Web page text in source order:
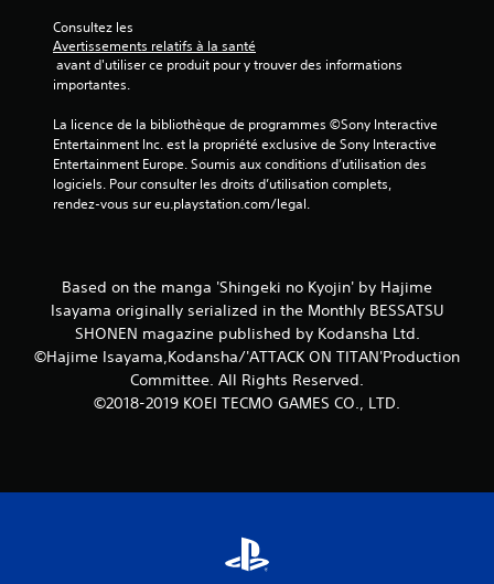
s
)
Consultez les
Avertissements relatifs à la santé
importantes.
La licence de la bibliothèque de programmes ©Sony Interactive
Entertainment Inc. est la propriété exclusive de Sony Interactive
Entertainment Europe. Soumis aux conditions d’utilisation des
logiciels. Pour consulter les droits d’utilisation complets,
rendez-vous sur eu.playstation.com/legal.
Based on the manga 'Shingeki no Kyojin' by Hajime
Isayama originally serialized in the Monthly BESSATSU
SHONEN magazine published by Kodansha Ltd.
©Hajime Isayama,Kodansha/'ATTACK ON TITAN'Production
Committee. All Rights Reserved.
©2018-2019 KOEI TECMO GAMES CO., LTD.